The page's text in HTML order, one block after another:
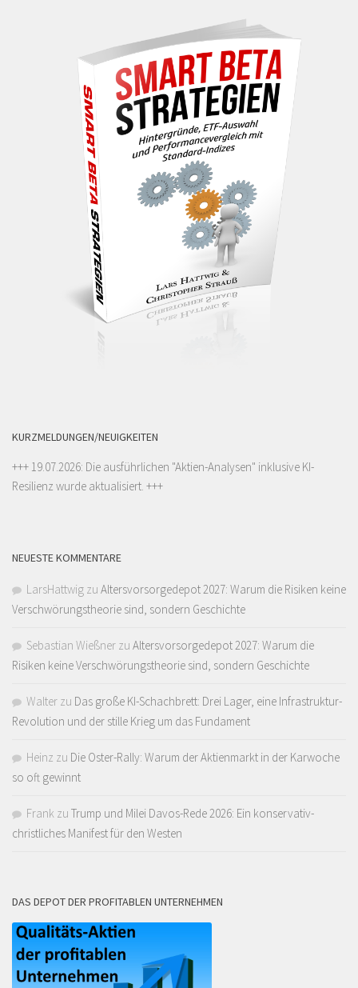
KURZMELDUNGEN/NEUIGKEITEN
+++ 19.07.2026: Die ausführlichen "Aktien-Analysen" inklusive KI-
Resilienz wurde aktualisiert. +++
NEUESTE KOMMENTARE
LarsHattwig zu Altersvorsorgedepot 2027: Warum die Risiken keine
Verschwörungstheorie sind, sondern Geschichte
Sebastian Wießner zu Altersvorsorgedepot 2027: Warum die
Risiken keine Verschwörungstheorie sind, sondern Geschichte
Walter zu Das große KI-Schachbrett: Drei Lager, eine Infrastruktur-
Revolution und der stille Krieg um das Fundament
Heinz zu Die Oster-Rally: Warum der Aktienmarkt in der Karwoche
so oft gewinnt
Frank zu Trump und Milei Davos-Rede 2026: Ein konservativ-
christliches Manifest für den Westen
DAS DEPOT DER PROFITABLEN UNTERNEHMEN